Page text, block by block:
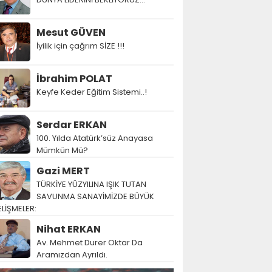
Mesut GÜVEN
İyilik için çağrım SİZE !!!
İbrahim POLAT
Keyfe Keder Eğitim Sistemi..!
Serdar ERKAN
100. Yılda Atatürk’süz Anayasa
Mümkün Mü?
Gazi MERT
TÜRKİYE YÜZYILINA IŞIK TUTAN
SAVUNMA SANAYİMİZDE BÜYÜK
Nihat ERKAN
Av. Mehmet Durer Oktar Da
Aramızdan Ayrıldı.